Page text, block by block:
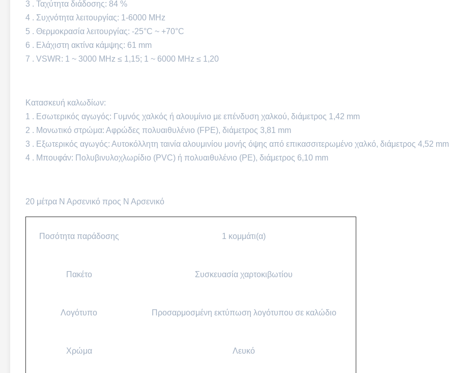
3 . Ταχύτητα διάδοσης: 84 %
4 . Συχνότητα λειτουργίας: 1-6000 MHz
5 . Θερμοκρασία λειτουργίας: -25°C ~ +70°C
6 . Ελάχιστη ακτίνα κάμψης: 61 mm
7 . VSWR: 1 ~ 3000 MHz ≤ 1,15; 1 ~ 6000 MHz ≤ 1,20
Κατασκευή καλωδίων:
1 . Εσωτερικός αγωγός: Γυμνός χαλκός ή αλουμίνιο με επένδυση χαλκού, διάμετρος 1,42 mm
2 . Μονωτικό στρώμα: Αφρώδες πολυαιθυλένιο (FPE), διάμετρος 3,81 mm
3 . Εξωτερικός αγωγός: Αυτοκόλλητη ταινία αλουμινίου μονής όψης από επικασσιτερωμένο χαλκό, διάμετρος 4,52 mm
4 . Μπουφάν: Πολυβινυλοχλωρίδιο (PVC) ή πολυαιθυλένιο (PE), διάμετρος 6,10 mm
20 μέτρα Ν Αρσενικό προς Ν Αρσενικό
Ποσότητα παράδοσης 1 κομμάτι(α)
Πακέτο Συσκευασία χαρτοκιβωτίου
Λογότυπο Προσαρμοσμένη εκτύπωση λογότυπου σε καλώδιο
Χρώμα Λευκό